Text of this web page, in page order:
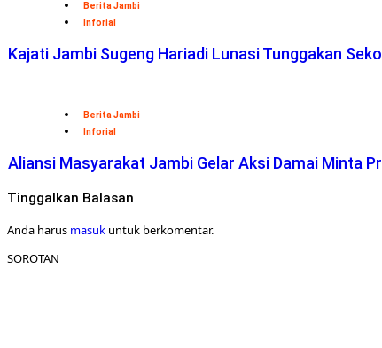
Berita Jambi
Inforial
Kajati Jambi Sugeng Hariadi Lunasi Tunggakan
Berita Jambi
Inforial
Aliansi Masyarakat Jambi Gelar Aksi Damai Minta
Tinggalkan Balasan
Anda harus masuk untuk berkomentar.
SOROTAN